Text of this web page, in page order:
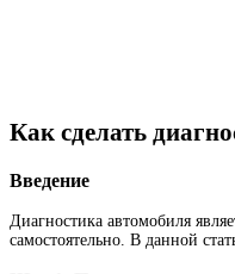
Как сделать
Введение
Диагностика автомобиля
самостоятельно. В данной